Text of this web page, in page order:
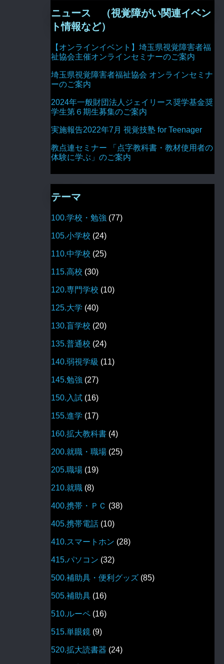
ニュース （視覚障がい関連イベン
ト情報など）
【オンラインイベント】埼玉県視覚障害者福
祉協会主催オンラインセミナーのご案内
埼玉県視覚障害者福祉協会 オンラインセミナ
ーのご案内
2024年一般財団法人ジェイリース奨学基金奨
学生第６期生募集のご案内
実施報告2022年7月 視覚技塾 for Teenager
教点連セミナー 「点字教科書・教材使用者の
体験に学ぶ」のご案内
テーマ
100.学校・勉強 (77)
105.小学校 (24)
110.中学校 (25)
115.高校 (30)
120.専門学校 (10)
125.大学 (40)
130.盲学校 (20)
135.普通校 (24)
140.弱視学級 (11)
145.勉強 (27)
150.入試 (16)
155.進学 (17)
160.拡大教科書 (4)
200.就職・職場 (25)
205.職場 (19)
210.就職 (8)
400.携帯・ＰＣ (38)
405.携帯電話 (10)
410.スマートホン (28)
415.パソコン (32)
500.補助具・便利グッズ (85)
505.補助具 (16)
510.ルーペ (16)
515.単眼鏡 (9)
520.拡大読書器 (24)